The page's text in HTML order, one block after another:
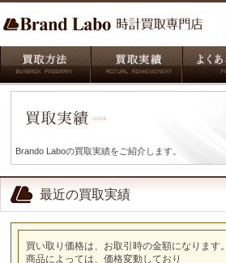
Brando Laboの買取実績をご紹介します。
最近の買取実績
買い取り価格は、お取引時の金額になります。
商品によっては、価格変動しており